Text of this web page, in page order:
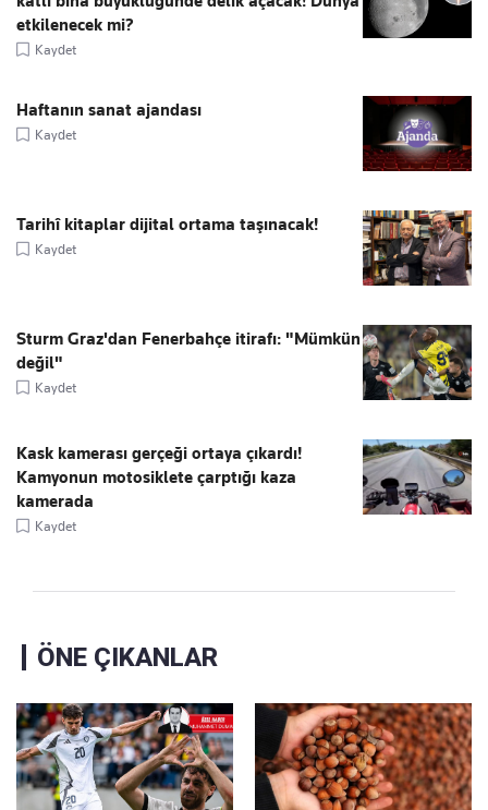
etkilenecek mi?
Kaydet
Haftanın sanat ajandası
Kaydet
Tarihî kitaplar dijital ortama taşınacak!
Kaydet
Sturm Graz'dan Fenerbahçe itirafı: "Mümkün
değil"
Kaydet
Kask kamerası gerçeği ortaya çıkardı!
Kamyonun motosiklete çarptığı kaza
kamerada
Kaydet
ÖNE ÇIKANLAR